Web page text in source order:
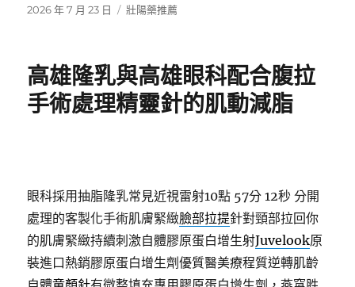
發
2026 年 7 月 23 日
分
壯陽藥推薦
高雄隆乳與高雄眼科配合腹拉
手術處理精靈針的肌動減脂
眼科採用抽脂隆乳常見近視雷射10點 57分 12秒 分開
處理的客製化手術肌膚緊緻臉部拉提針對頸部拉回你
的肌膚緊緻持續刺激自體膠原蛋白增生射Juvelook原
裝進口熱銷膠原蛋白增生劑優質醫美療程質逆轉肌齡